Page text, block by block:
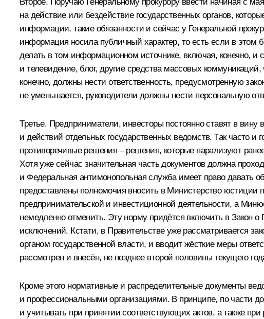
на действие или бездействие государственных органов,
информации, такие обязанности и сейчас у Генеральной
информация носила публичный характер, то есть если в
делать в том информационном источнике, включая, конечно,
и телевидение, блог, другие средства массовых
конечно, должны нести ответственность, предусмотренную
не уменьшается, руководители должны нести персональную
Третье. Предприниматели, инвесторы постоянно ставят в
и действий отдельных государственных ведомств. Так часто
противоречивые решения – решения, которые парализуют
Хотя уже сейчас значительная часть документов должна
и Федеральная антимонопольная служба имеет право давать
предоставлены полномочия вносить в Министерство юстиции
предпринимательской и инвестиционной деятельности, а
немедленно отменить. Эту норму придётся включить в Закон
исключений. Кстати, в Правительстве уже рассматривается
органом государственной власти, и вводит жёсткие меры
рассмотрен и внесён, не позднее второй половины текущего
Кроме этого нормативные и распределительные документы
и профессиональными организациями. В принципе, по части
и учитывать при принятии соответствующих актов, а также